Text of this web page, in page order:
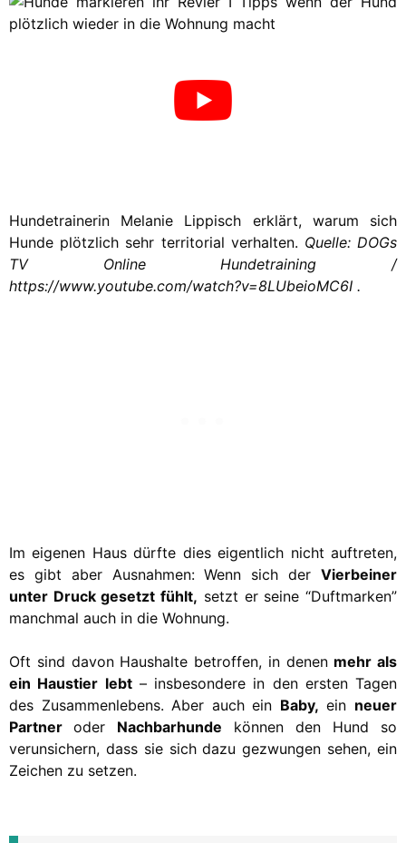
Hundetrainerin Melanie Lippisch erklärt, warum sich
Hunde plötzlich sehr territorial verhalten. Quelle: DOGs
TV Online Hundetraining /
https://www.youtube.com/watch?v=8LUbeioMC6I .
Im eigenen Haus dürfte dies eigentlich nicht auftreten,
es gibt aber Ausnahmen: Wenn sich der Vierbeiner
unter Druck gesetzt fühlt, setzt er seine “Duftmarken”
manchmal auch in die Wohnung.
Oft sind davon Haushalte betroffen, in denen mehr als
ein Haustier lebt– insbesondere in den ersten Tagen
des Zusammenlebens. Aber auch ein Baby, ein neuer
Partneroder Nachbarhunde können den Hund so
verunsichern, dass sie sich dazu gezwungen sehen, ein
Zeichen zu setzen.